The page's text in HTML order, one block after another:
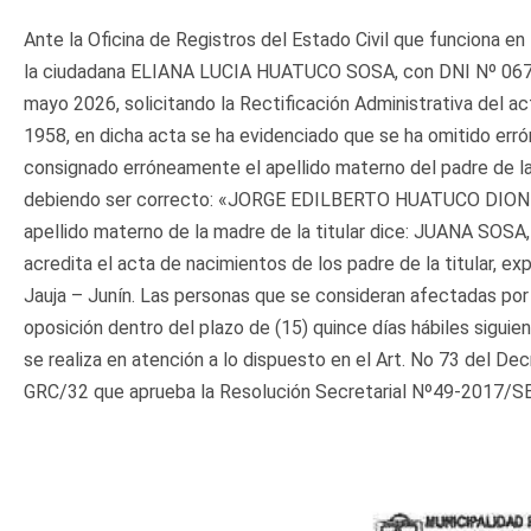
Ante la Oficina de Registros del Estado Civil que funciona
la ciudadana ELIANA LUCIA HUATUCO SOSA, con DNI Nº
mayo 2026, solicitando la Rectificación Administrativa del
1958, en dicha acta se ha evidenciado que se ha omitido
consignado erróneamente el apellido materno del padre de
debiendo ser correcto: «JORGE EDILBERTO HUATUCO
apellido materno de la madre de la titular dice: JUANA
acredita el acta de nacimientos de los padre de la titular,
Jauja – Junín. Las personas que se consideran afectadas
oposición dentro del plazo de (15) quince días hábiles
se realiza en atención a lo dispuesto en el Art. No 73 del
GRC/32 que aprueba la Resolución Secretarial Nº49-2017/